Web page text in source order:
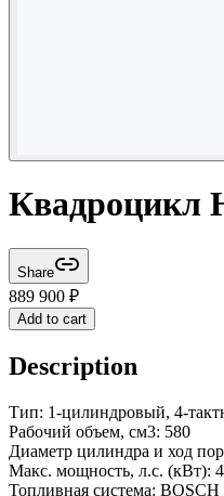
Квадроцикл
Share
889 900 ₽
Add to cart
Description
Тип: 1-цилиндровый, 4-
Рабочий объем, см3: 580
Диаметр цилиндра и ход
Макс. мощность, л.с. (кВт):
Топливная система: